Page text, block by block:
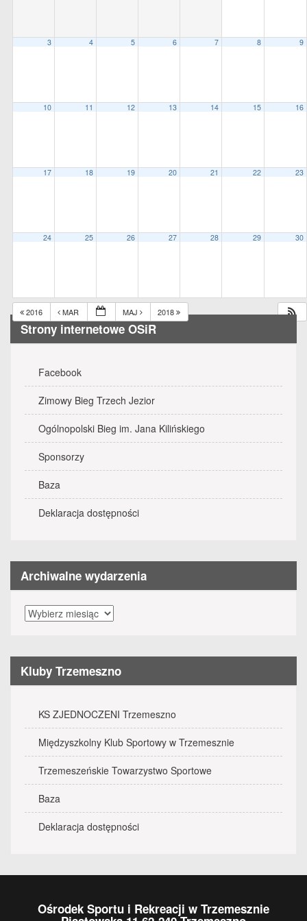
3 4 5 6 7 8 9
10 11 12 13 14 15 16
17 18 19 20 21 22 23
24 25 26 27 28 29 30
2016 MAR MAJ 2018
Strony internetowe OSiR
Facebook
Zimowy Bieg Trzech Jezior
Ogólnopolski Bieg im. Jana Kilińskiego
Sponsorzy
Baza
Deklaracja dostępności
Archiwalne wydarzenia
Archiwalne
wydarzenia
Kluby Trzemeszno
KS ZJEDNOCZENI Trzemeszno
Międzyszkolny Klub Sportowy w Trzemesznie
Trzemeszeńskie Towarzystwo Sportowe
Baza
Deklaracja dostępności
Ośrodek Sportu i Rekreacji w Trzemesznie